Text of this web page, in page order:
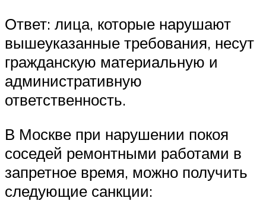
Ответ: лица, которые нарушают
вышеуказанные требования, несут
гражданскую материальную и
административную
ответственность.
В Москве при нарушении покоя
соседей ремонтными работами в
запретное время, можно получить
следующие санкции: